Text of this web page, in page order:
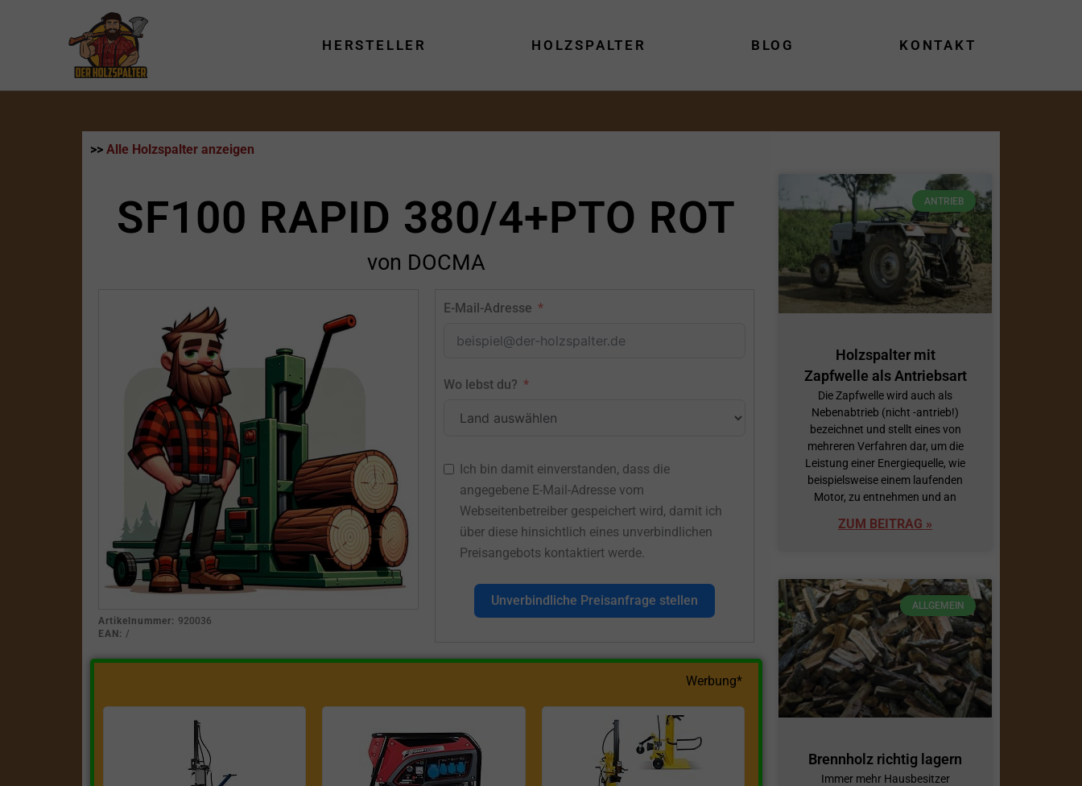
HERSTELLER HOLZSPALTER BLOG KONTAKT
>> Alle Holzspalter anzeigen
SF100 RAPID 380/4+PTO ROT
von DOCMA
Artikelnummer: 920036
EAN: /
E-Mail-Adresse
Wo lebst du?
Ich bin damit einverstanden, dass die
angegebene E-Mail-Adresse vom
Webseitenbetreiber gespeichert wird, damit ich
über diese hinsichtlich eines unverbindlichen
Preisangebots kontaktiert werde.
Unverbindliche Preisanfrage stellen
Werbung*
ANTRIEB
Holzspalter mit
Zapfwelle als Antriebsart
Die Zapfwelle wird auch als
Nebenabtrieb (nicht -antrieb!)
bezeichnet und stellt eines von
mehreren Verfahren dar, um die
Leistung einer Energiequelle, wie
beispielsweise einem laufenden
Motor, zu entnehmen und an
ZUM BEITRAG »
ALLGEMEIN
Brennholz richtig lagern
Immer mehr Hausbesitzer